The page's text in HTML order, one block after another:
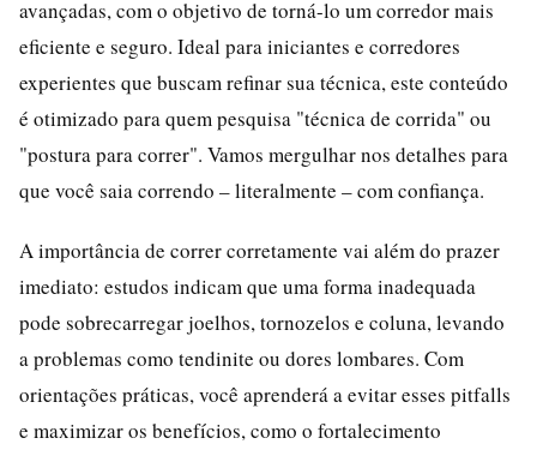
avançadas, com o objetivo de torná-lo um corredor mais
eficiente e seguro. Ideal para iniciantes e corredores
experientes que buscam refinar sua técnica, este conteúdo
é otimizado para quem pesquisa "técnica de corrida" ou
"postura para correr". Vamos mergulhar nos detalhes para
que você saia correndo – literalmente – com confiança.
A importância de correr corretamente vai além do prazer
imediato: estudos indicam que uma forma inadequada
pode sobrecarregar joelhos, tornozelos e coluna, levando
a problemas como tendinite ou dores lombares. Com
orientações práticas, você aprenderá a evitar esses pitfalls
e maximizar os benefícios, como o fortalecimento